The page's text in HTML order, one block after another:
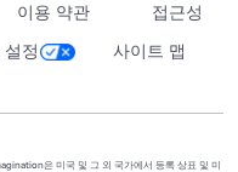
이용 약관
접근성
정 사이트 맵
은 미국 및 그 외 국가에서 등록 상표 및 미